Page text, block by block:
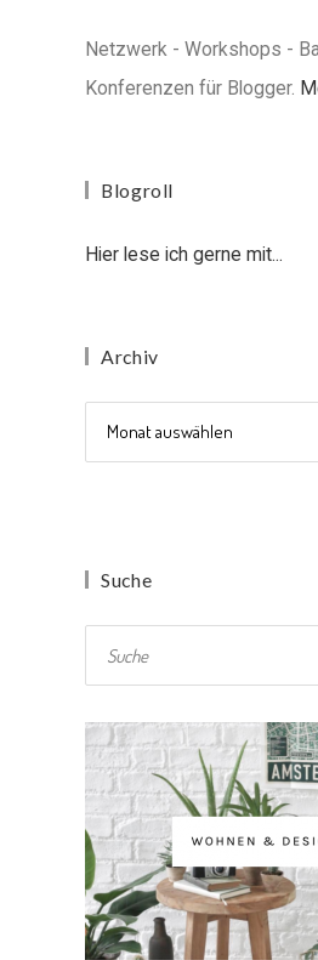
Netzwerk - Workshops -
Konferenzen für Blogger.
Blogroll
Hier lese ich gerne mit...
Archiv
Suche